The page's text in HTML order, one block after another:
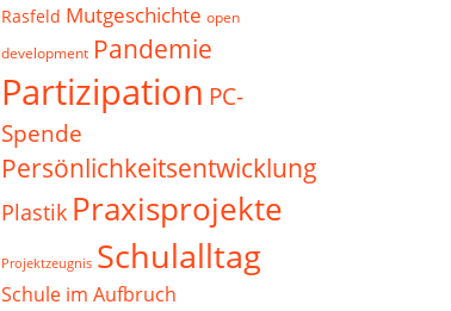
Rasfeld Mutgeschichte open
development Pandemie
Partizipation PC-
Spende
Persönlichkeitsentwicklung
Plastik Praxisprojekte
Projektzeugnis Schulalltag
Schule im Aufbruch